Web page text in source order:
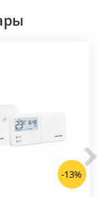
-13%